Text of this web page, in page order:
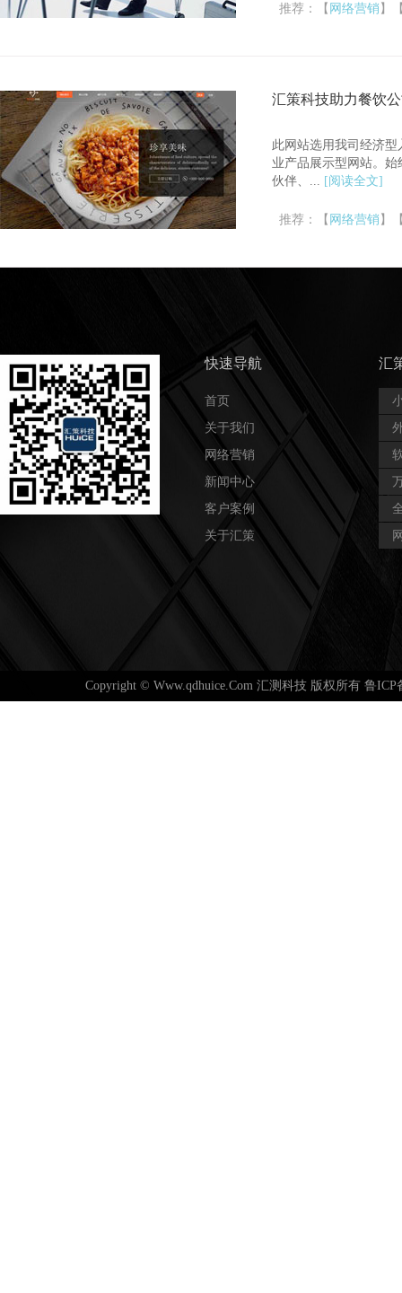
推荐：【 网络营销 】
汇策科技助力餐饮
此网站选用我司经济
业产品展示型网站。
伙伴、...
[阅读全文]
推荐：【 网络营销 】
快速导航
首页
关于我们
网络营销
新闻中心
客户案例
关于汇策
汇
Copyright © Www.qdhuice.Com 汇测科技 版权所有 鲁ICP